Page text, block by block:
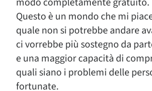
Questo è un mondo che mi
quale non si potrebbe andare
ci vorrebbe più sostegno da
e una maggior capacità di
quali siano i problemi delle
fortunate.